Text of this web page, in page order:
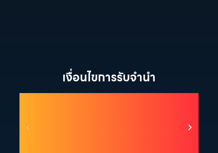
เงื่อนไขการรับจำนำ